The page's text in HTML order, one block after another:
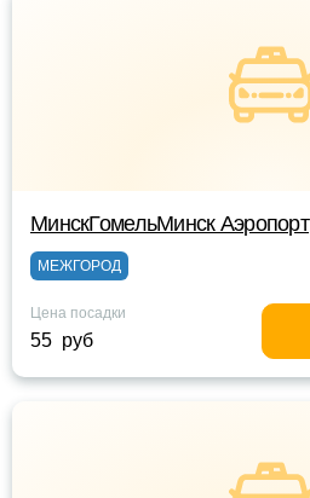
МинскГомельМинск Аэропорт
МЕЖГОРОД
Цена посадки
55 руб